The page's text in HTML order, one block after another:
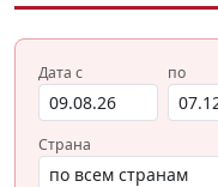
Дата с по
Страна